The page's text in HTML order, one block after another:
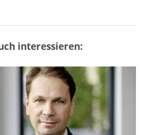
interessieren: